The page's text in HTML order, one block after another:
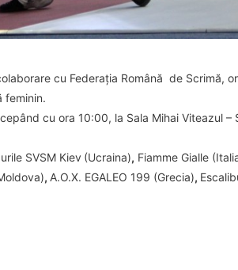
cu Federația Română de Scrimă,
feminin.
cu ora 10:00, la Sala Mihai Viteazul
SVSM Kiev (Ucraina), Fiamme Gialle
, A.O.X. EGALEO 199 (Grecia),